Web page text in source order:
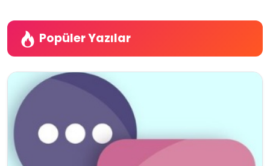
Popüler Yazılar